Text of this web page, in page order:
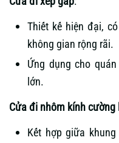
Thiết kế hiện đại,
không gian rộng rãi.
Ứng dụng cho
lớn.
Cửa đi nhôm kính cường
Kết hợp giữa